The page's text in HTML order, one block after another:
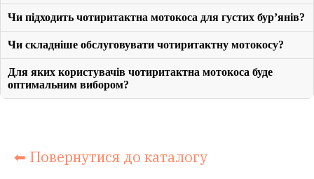
Чи підходить чотиритактна мотокоса для густих бур’янів?
Чи складніше обслуговувати чотиритактну мотокосу?
Для яких користувачів чотиритактна мотокоса буде
оптимальним вибором?
⬅ Повернутися до каталогу